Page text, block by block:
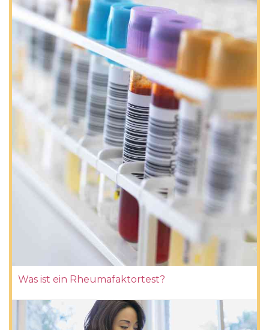
Was ist ein Rheumafaktortest?